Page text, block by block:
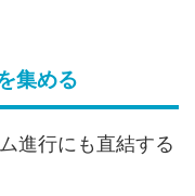
集める
進行にも直結する